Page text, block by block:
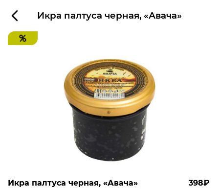
Икра палтуса черная, «Авача»
Икра палтуса черная, «Авача» 398₽